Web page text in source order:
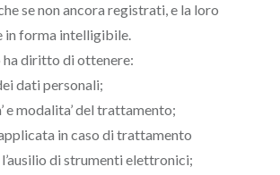
se non ancora registrati, e la loro
in forma intelligibile.
ha diritto di ottenere:
dati personali;
e modalita’ del trattamento;
in caso di trattamento
di strumenti elettronici;